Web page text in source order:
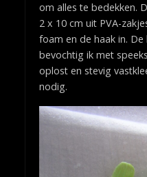
om alles te bedekken.
2 x 10 cm uit PVA-
foam en de haak in.
bevochtig ik met
oplost en stevig
nodig.